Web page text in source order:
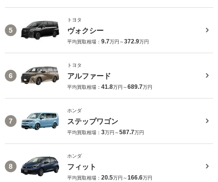
5
トヨタ
ヴォクシー
平均買取相場： 9.7万円～372.9万円
6
トヨタ
アルファード
平均買取相場： 41.8万円～689.7万円
7
ホンダ
ステップワゴン
平均買取相場： 3万円～587.7万円
8
ホンダ
フィット
平均買取相場： 20.5万円～166.6万円